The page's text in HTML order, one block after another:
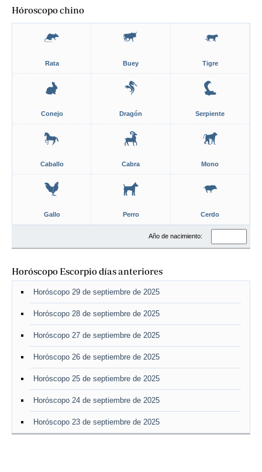
Hóroscopo chino
Rata Buey Tigre
Conejo Dragón Serpiente
Caballo Cabra Mono
Gallo Perro Cerdo
Año de nacimiento:
Horóscopo Escorpio días anteriores
Horóscopo 29 de septiembre de 2025
Horóscopo 28 de septiembre de 2025
Horóscopo 27 de septiembre de 2025
Horóscopo 26 de septiembre de 2025
Horóscopo 25 de septiembre de 2025
Horóscopo 24 de septiembre de 2025
Horóscopo 23 de septiembre de 2025